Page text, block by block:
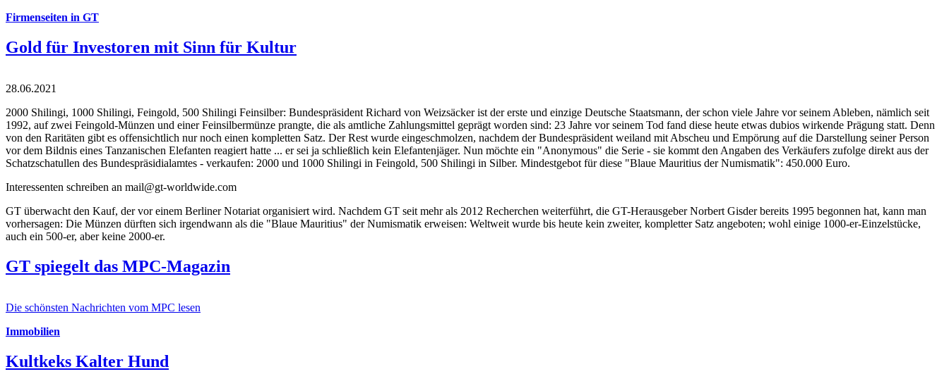
Firmenseiten in GT
Gold für Investoren mit Sinn für Kultur
28.06.2021
2000 Shilingi, 1000 Shilingi, Feingold, 500 Shilingi Feinsilber: Bundespräsident Richard von Weizsäcker ist der erste und einzige Deutsche Staatsmann, der schon viele Jahre vor seinem Ableben, nämlich seit
1992, auf zwei Feingold-Münzen und einer Feinsilbermünze prangte, die als amtliche Zahlungsmittel geprägt worden sind: 23 Jahre vor seinem Tod fand diese heute etwas dubios wirkende Prägung statt. Denn
von den Raritäten gibt es offensichtlich nur noch einen kompletten Satz. Der Rest wurde eingeschmolzen, nachdem der Bundespräsident weiland mit Abscheu und Empörung auf die Darstellung seiner Person
vor dem Bildnis eines Tanzanischen Elefanten reagiert hatte ... er sei ja schließlich kein Elefantenjäger. Nun möchte ein "Anonymous" die Serie - sie kommt den Angaben des Verkäufers zufolge direkt aus der
Schatzschatullen des Bundespräsidialamtes - verkaufen: 2000 und 1000 Shilingi in Feingold, 500 Shilingi in Silber. Mindestgebot für diese "Blaue Mauritius der Numismatik": 450.000 Euro.
Interessenten schreiben an mail@gt-worldwide.com
GT überwacht den Kauf, der vor einem Berliner Notariat organisiert wird. Nachdem GT seit mehr als 2012 Recherchen weiterführt, die GT-Herausgeber Norbert Gisder bereits 1995 begonnen hat, kann man
vorhersagen: Die Münzen dürften sich irgendwann als die "Blaue Mauritius" der Numismatik erweisen: Weltweit wurde bis heute kein zweiter, kompletter Satz angeboten; wohl einige 1000-er-Einzelstücke,
auch ein 500-er, aber keine 2000-er.
GT spiegelt das MPC-Magazin
Die schönsten Nachrichten vom MPC lesen
Immobilien
Kultkeks Kalter Hund